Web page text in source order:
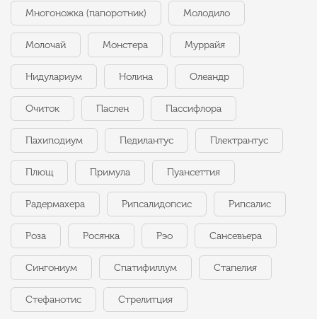
Многоножка (папоротник) Молодило
Молочай Монстера Муррайя
Нидулариум Нолина Олеандр
Очиток Паслен Пассифлора
Пахиподиум Педилантус Плектрантус
Плющ Примула Пуансеттия
Радермахера Рипсалидопсис Рипсалис
Роза Росянка Рэо Сансевьера
Сингониум Спатифиллум Стапелия
Стефанотис Стрелитция